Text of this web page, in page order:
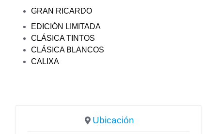
GRAN RICARDO
EDICIÓN LIMITADA
CLÁSICA TINTOS
CLÁSICA BLANCOS
CALIXA
Ubicación